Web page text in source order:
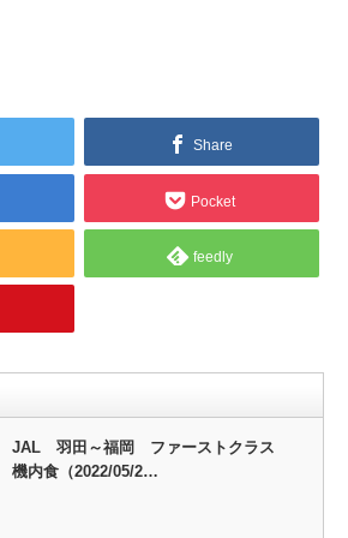
Share
Pocket
feedly
JAL 羽田～福岡 ファーストクラス
機内食（2022/05/2…